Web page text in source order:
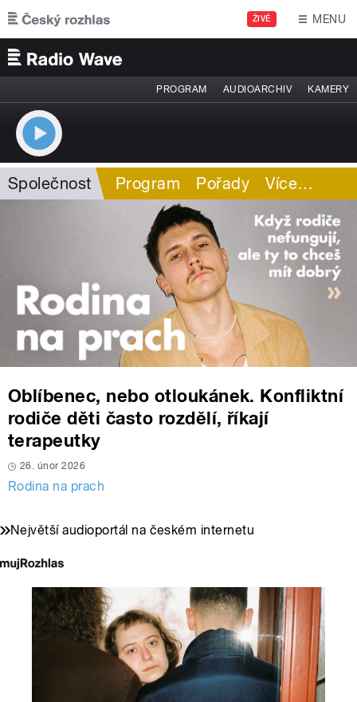
Přejít k hlavnímu obsahu
ŽIVĚ MENU
PROGRAM AUDIOARCHIV KAMERY
Společnost Program Pořady Více…
Oblíbenec, nebo otloukánek. Konfliktní
rodiče děti často rozdělí, říkají
terapeutky
26. únor 2026
Rodina na prach
Největší audioportál na českém internetu